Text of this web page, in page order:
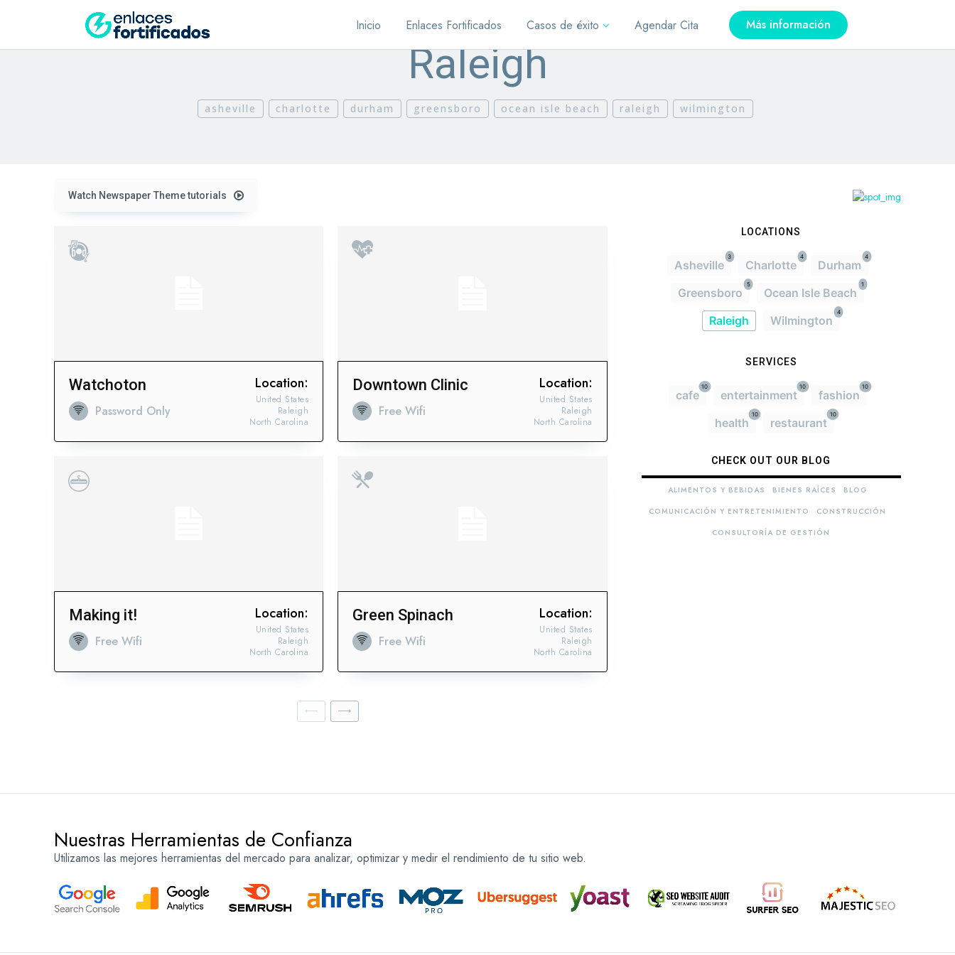
Inicio Enlaces Fortificados Casos de éxito Agendar Cita Más información
Raleigh
asheville charlotte durham greensboro ocean isle beach raleigh wilmington
Watch Newspaper Theme tutorials
Watchoton
Password Only
Location:
North Carolina
Raleigh
United States
Downtown Clinic
Free Wifi
Location:
North Carolina
Raleigh
United States
Making it!
Free Wifi
Location:
North Carolina
Raleigh
United States
Green Spinach
Free Wifi
Location:
North Carolina
Raleigh
United States
LOCATIONS
3
Asheville
4
Charlotte
4
Durham
5
Greensboro
1
Ocean Isle Beach
Raleigh
4
Wilmington
SERVICES
10
cafe
10
entertainment
10
fashion
10
health
10
restaurant
CHECK OUT OUR BLOG
ALIMENTOS Y BEBIDAS BIENES RAÍCES
BLOG
COMUNICACIÓN Y ENTRETENIMIENTO
CONSTRUCCIÓN
CONSULTORÍA DE GESTIÓN
Nuestras Herramientas de Confianza
Utilizamos las mejores herramientas del mercado para analizar, optimizar y medir el rendimiento de tu sitio web.